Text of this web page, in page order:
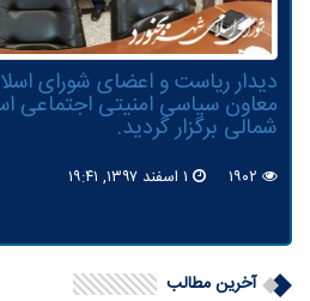
دیدار ریاست و اعضای شورای
معاون سیاسی امنیتی اجتماعی
شمالی برگزار گردید.
آخرین مطالب